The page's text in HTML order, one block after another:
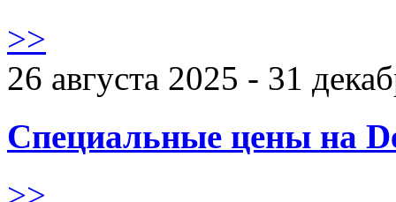
>>
26 августа 2025 - 31
Специальные цены на